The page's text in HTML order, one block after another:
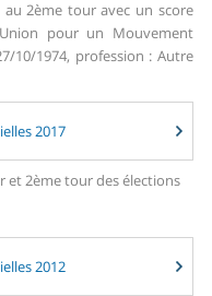
au 2ème tour avec un score
pour un Mouvement
10/1974, profession : Autre
2017
et 2ème tour des élections
2012